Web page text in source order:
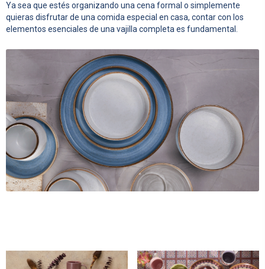
Ya sea que estés organizando una cena formal o simplemente
quieras disfrutar de una comida especial en casa, contar con los
elementos esenciales de una vajilla completa es fundamental.